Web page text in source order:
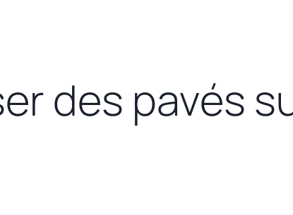
des pavés